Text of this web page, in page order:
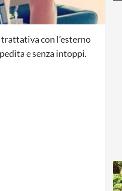
trattativa con l’esterno
e senza intoppi.